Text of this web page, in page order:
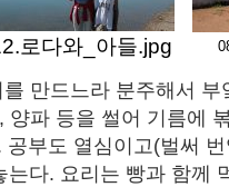
로다와_아들.jpg
만드느라 분주해서 부
양파 등을 썰어 기름에
부도 열심이고(벌써
는다. 요리는 빵과 함께